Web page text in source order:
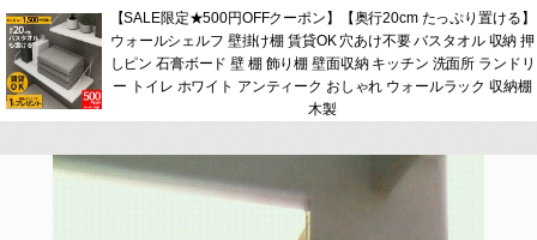
【SALE限定★500円OFFクーポン】【奥行20cm たっぷり置ける】
ウォールシェルフ 壁掛け棚 賃貸OK 穴あけ不要 バスタオル 収納 押
しピン 石膏ボード 壁 棚 飾り棚 壁面収納 キッチン 洗面所 ランドリ
ー トイレ ホワイト アンティーク おしゃれ ウォールラック 収納棚
木製